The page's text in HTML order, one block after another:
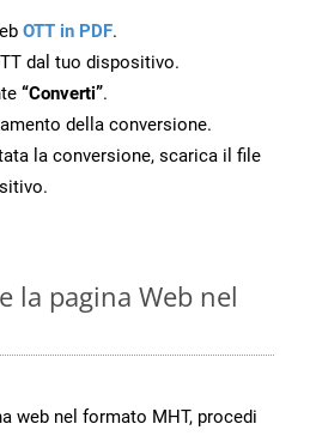
OTT in PDF.
dal tuo dispositivo.
“Converti”.
della conversione.
la conversione, scarica il file
la pagina Web nel
web nel formato MHT, procedi